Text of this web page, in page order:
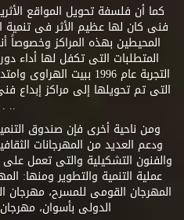
كما أن فلسفة تحويل المواقع
فنى كان لها عظيم الأثر فى
المحيطين بهذه المراكز وخصوصاً
المتطلبات التى تكفل لها أداء
التجربة عام 1996 ببيت
.. .
ومن ناحية أخرى فإن صندوق
ودعم العديد من المهرجانات
والفنون التشكيلية والتى تعمل
عملية التنمية والتطوير ومنها:
المهرجان القومى للمسرح، مهرجان
الدولى بأسوان،